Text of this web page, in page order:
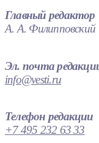
Главный редактор
А. А. Филипповский
Эл. почта
info@vesti.ru
Телефон редакции
+7 495 232 63 33